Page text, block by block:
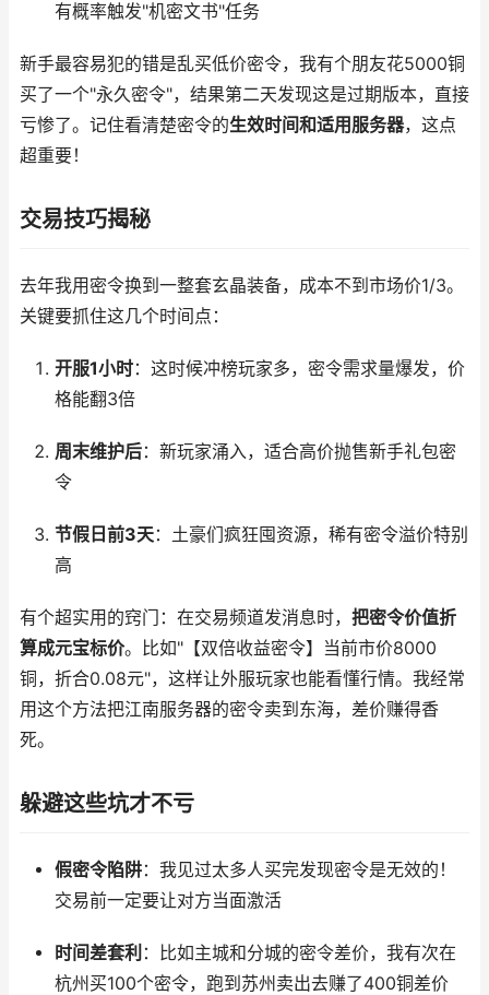
有概率触发"机密文书"任务
新手最容易犯的错是乱买低价密令，我有个朋友花5000铜
买了一个"永久密令"，结果第二天发现这是过期版本，直接
亏惨了。记住看清楚密令的生效时间和适用服务器，这点
超重要！
交易技巧揭秘
去年我用密令换到一整套玄晶装备，成本不到市场价1/3。
关键要抓住这几个时间点：
开服1小时：这时候冲榜玩家多，密令需求量爆发，价
格能翻3倍
周末维护后：新玩家涌入，适合高价抛售新手礼包密
令
节假日前3天：土豪们疯狂囤资源，稀有密令溢价特别
高
有个超实用的窍门：在交易频道发消息时， 把密令价值折
算成元宝标价。比如"【双倍收益密令】当前市价8000
铜，折合0.08元"，这样让外服玩家也能看懂行情。我经常
用这个方法把江南服务器的密令卖到东海，差价赚得香
死。
躲避这些坑才不亏
假密令陷阱：我见过太多人买完发现密令是无效的！
交易前一定要让对方当面激活
时间差套利 ：比如主城和分城的密令差价，我有次在
杭州买100个密令，跑到苏州卖出去赚了400铜差价